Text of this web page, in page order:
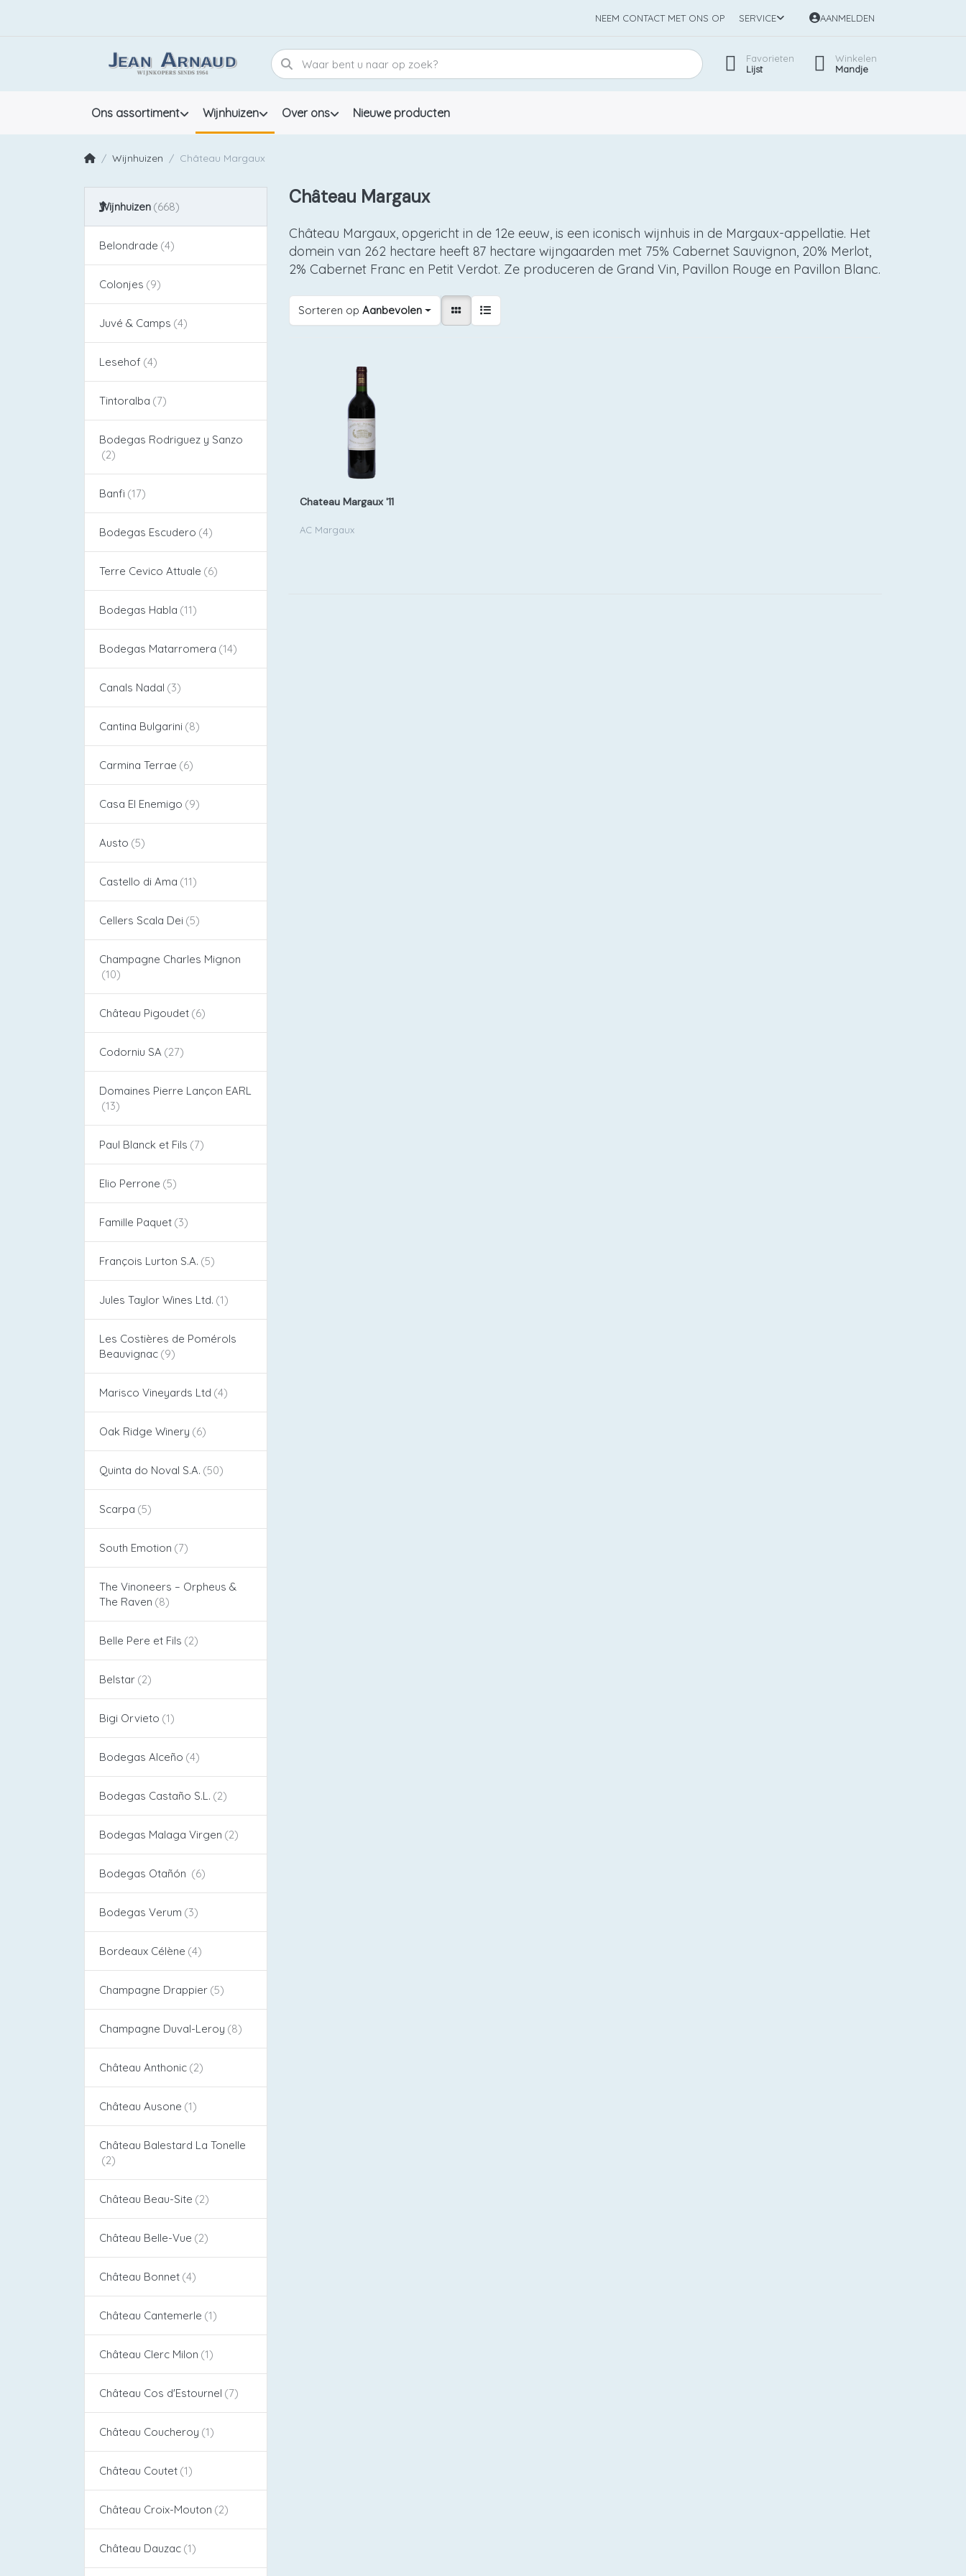
NEEM CONTACT MET ONS OP SERVICE AANMELDEN
Favorieten
Lijst
Winkelen
Mandje
Ons assortiment Wijnhuizen Over ons Nieuwe producten
Wijnhuizen Château Margaux
Wijnhuizen
Belondrade
Colonjes
Juvé & Camps
Lesehof
Tintoralba
Bodegas Rodriguez y Sanzo
Banfi
Bodegas Escudero
Terre Cevico Attuale
Bodegas Habla
Bodegas Matarromera
Canals Nadal
Cantina Bulgarini
Carmina Terrae
Casa El Enemigo
Austo
Castello di Ama
Cellers Scala Dei
Champagne Charles Mignon
Château Pigoudet​
Codorniu SA
Domaines Pierre Lançon EARL
Paul Blanck et Fils
Elio Perrone
Famille Paquet
François Lurton S.A.
Jules Taylor Wines Ltd.
Les Costières de Pomérols
Beauvignac
Marisco Vineyards Ltd
Oak Ridge Winery
Quinta do Noval S.A.
Scarpa
South Emotion
The Vinoneers – Orpheus &
The Raven
Belle Pere et Fils
Belstar
Bigi Orvieto
Bodegas Alceño​
Bodegas Castaño S.L.
Bodegas Malaga Virgen
Bodegas Otañón
Bodegas Verum
Bordeaux Célène
Champagne Drappier
Champagne Duval-Leroy
Château Anthonic
Château Ausone
Château Balestard La Tonelle
Château Beau-Site
Château Belle-Vue
Château Bonnet
Château Cantemerle
Château Clerc Milon
Château Cos d'Estournel​
Château Coucheroy
Château Coutet
Château Croix-Mouton
Château Dauzac
Château Margaux
Château Margaux, opgericht in de 12e eeuw, is een iconisch wijnhuis in de Margaux-appellatie. Het
domein van 262 hectare heeft 87 hectare wijngaarden met 75% Cabernet Sauvignon, 20% Merlot,
2% Cabernet Franc en Petit Verdot. Ze produceren de Grand Vin, Pavillon Rouge en Pavillon Blanc.
Sorteren op Aanbevolen
Chateau Margaux '11
AC Margaux